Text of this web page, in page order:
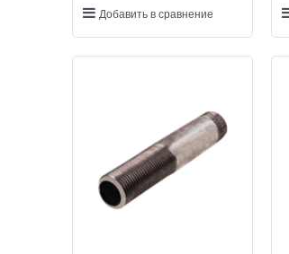
Добавить в сравнение